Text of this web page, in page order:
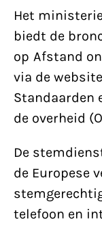
Het
biedt de
op Afstand
via de
Standaarden
de overheid
De
de Europese
telefoon en